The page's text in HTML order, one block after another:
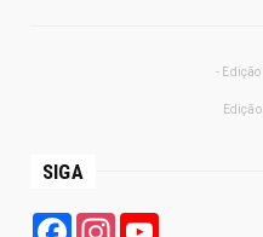
-
SIGA
FacebookInstagram